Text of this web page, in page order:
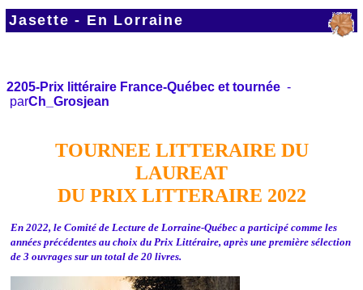
Jasette - En Lorraine
2205-Prix littéraire France-Québec et tournée -
parCh_Grosjean
TOURNEE LITTERAIRE DU
LAUREAT
DU PRIX LITTERAIRE 2022
En 2022, le Comité de Lecture de Lorraine-Québec a participé comme les
années précédentes au choix du Prix Littéraire, après une première sélection
de 3 ouvrages sur un total de 20 livres.